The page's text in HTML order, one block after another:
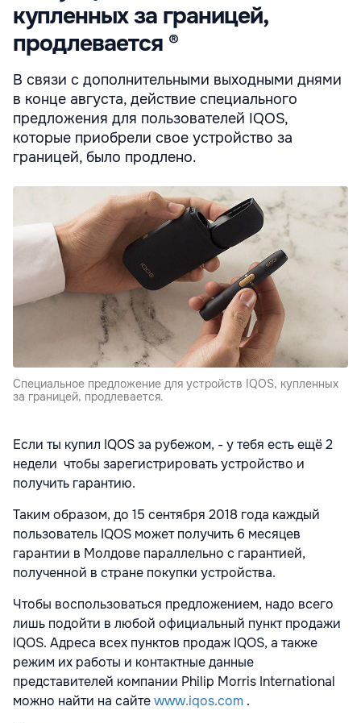
купленных за границей,
продлевается ®
В связи с дополнительными выходными днями
в конце августа, действие специального
предложения для пользователей IQOS,
которые приобрели свое устройство за
границей, было продлено.
Специальное предложение для устройств IQOS, купленных
за границей, продлевается.
Если ты купил IQOS за рубежом, - у тебя есть ещё 2
недели чтобы зарегистрировать устройство и
получить гарантию.
Таким образом, до 15 сентября 2018 года каждый
пользователь IQOS может получить 6 месяцев
гарантии в Молдове параллельно с гарантией,
полученной в стране покупки устройства.
Чтобы воспользоваться предложением, надо всего
лишь подойти в любой официальный пункт продажи
IQOS. Адреса всех пунктов продаж IQOS, а также
режим их работы и контактные данные
представителей компании Philip Morris International
можно найти на сайтеwww.iqos.com .